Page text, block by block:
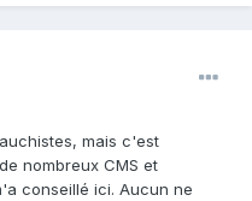
mais c'est
nombreux CMS et
conseillé ici. Aucun ne